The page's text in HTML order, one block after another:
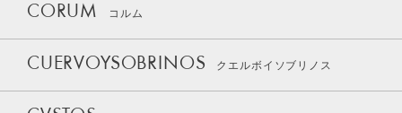
CORUM コルム
CUERVOYSOBRINOS クエルボイソブリノス